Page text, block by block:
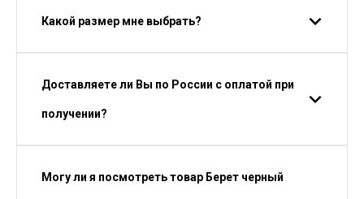
Какой размер мне выбрать?
Доставляете ли Вы по России с оплатой при
получении?
Могу ли я посмотреть товар Берет черный